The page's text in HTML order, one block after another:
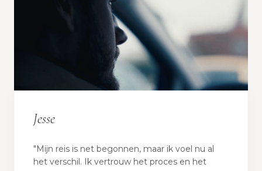
Jesse
"Mijn reis is net begonnen, maar ik voel nu al
het verschil. Ik vertrouw het proces en het